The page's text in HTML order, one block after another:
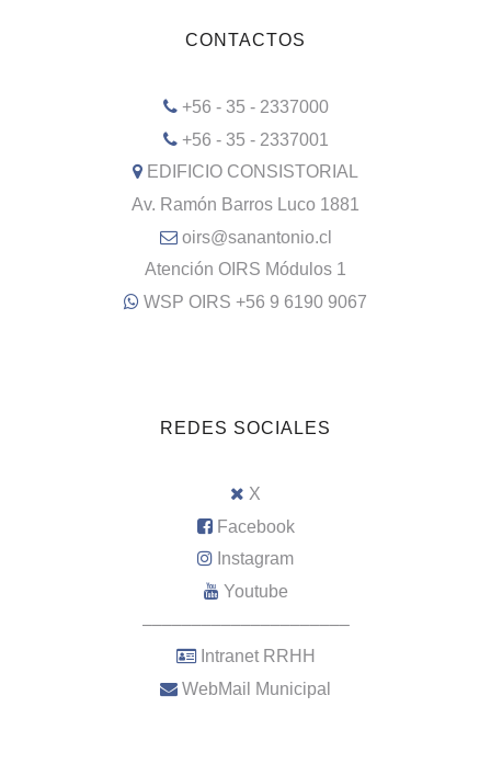
CONTACTOS
+56 - 35 - 2337000
+56 - 35 - 2337001
EDIFICIO CONSISTORIAL
Av. Ramón Barros Luco 1881
oirs@sanantonio.cl
Atención OIRS Módulos 1
WSP OIRS +56 9 6190 9067
REDES SOCIALES
X
Facebook
Instagram
Youtube
–––––––––––––––––––––
Intranet RRHH
WebMail Municipal